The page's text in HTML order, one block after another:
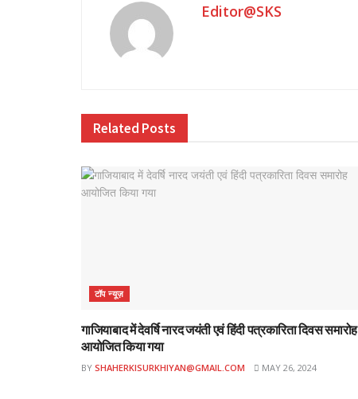
Editor@SKS
Related Posts
टॉप न्यूज़
गाजियाबाद में देवर्षि नारद जयंती एवं हिंदी पत्रकारिता दिवस समारोह
आयोजित किया गया
BY SHAHERKISURKHIYAN@GMAIL.COM MAY 26, 2024